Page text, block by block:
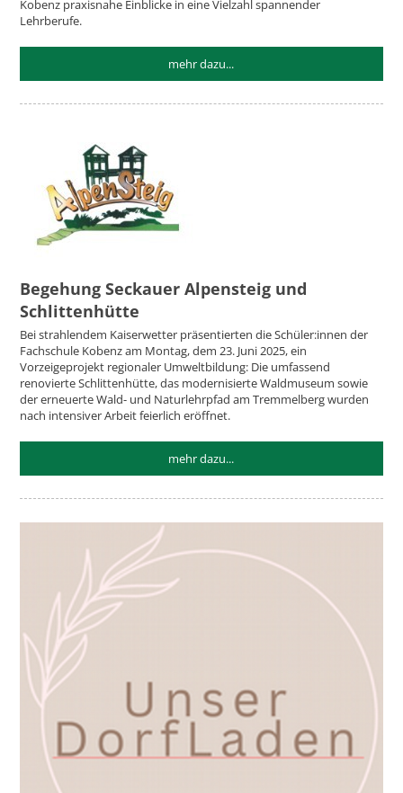
Kobenz praxisnahe Einblicke in eine Vielzahl spannender
Lehrberufe.
mehr dazu...
Begehung Seckauer Alpensteig und
Schlittenhütte
Bei strahlendem Kaiserwetter präsentierten die Schüler:innen der
Fachschule Kobenz am Montag, dem 23. Juni 2025, ein
Vorzeigeprojekt regionaler Umweltbildung: Die umfassend
renovierte Schlittenhütte, das modernisierte Waldmuseum sowie
der erneuerte Wald- und Naturlehrpfad am Tremmelberg wurden
nach intensiver Arbeit feierlich eröffnet.
mehr dazu...